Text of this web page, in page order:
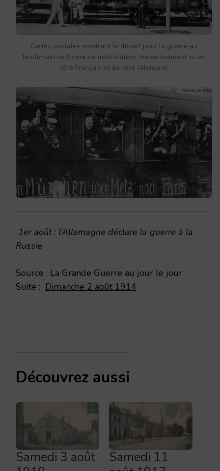
Cartes postales montrant le départ pour la guerre au
lendemain de l’ordre de mobilisation, respectivement vu du
côté Français et du côté Allemand.
1er août : l’Allemagne déclare la guerre à la
Russie
Source : La Grande Guerre au jour le jour
Suite : Dimanche 2 août 1914
Découvrez aussi
Samedi 3 août
Samedi 11